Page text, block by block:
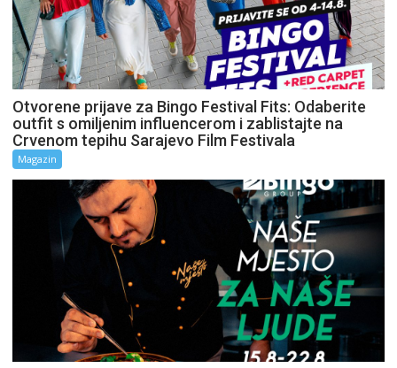
Otvorene prijave za Bingo Festival Fits: Odaberite
outfit s omiljenim influencerom i zablistajte na
Crvenom tepihu Sarajevo Film Festivala
Magazin